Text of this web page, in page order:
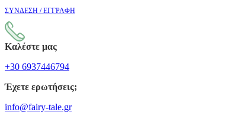
ΣΥΝΔΕΣΗ / ΕΓΓΡΑΦΗ
Καλέστε μας
+30 6937446794
Έχετε ερωτήσεις;
info@fairy-tale.gr